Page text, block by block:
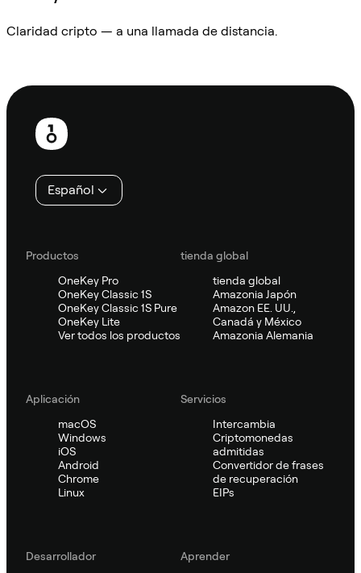
Claridad cripto — a una llamada de distancia.
Pie
página
Español
Productos
OneKey Pro
OneKey Classic 1S
OneKey Classic 1S Pure
OneKey Lite
Ver todos los productos
tienda global
tienda global
Amazonia Japón
Amazon EE. UU.,
Canadá y México
Amazonia Alemania
Aplicación
macOS
Windows
iOS
Android
Chrome
Linux
Servicios
Intercambia
Criptomonedas
admitidas
Convertidor de frases
de recuperación
EIPs
Desarrollador
Aprender